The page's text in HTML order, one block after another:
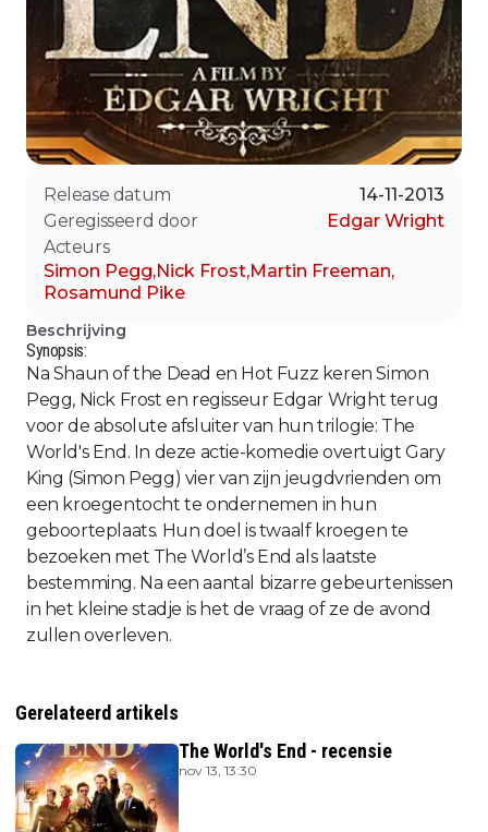
Release datum
14-11-2013
Geregisseerd door
Edgar Wright
Acteurs
Simon Pegg,Nick Frost,Martin Freeman,
Rosamund Pike
Beschrijving
Synopsis:
Na Shaun of the Dead en Hot Fuzz keren Simon
Pegg, Nick Frost en regisseur Edgar Wright terug
voor de absolute afsluiter van hun trilogie: The
World's End. In deze actie-komedie overtuigt Gary
King (Simon Pegg) vier van zijn jeugdvrienden om
een kroegentocht te ondernemen in hun
geboorteplaats. Hun doel is twaalf kroegen te
bezoeken met The World’s End als laatste
bestemming. Na een aantal bizarre gebeurtenissen
in het kleine stadje is het de vraag of ze de avond
zullen overleven.
Gerelateerd artikels
The World's End - recensie
nov 13, 13:30